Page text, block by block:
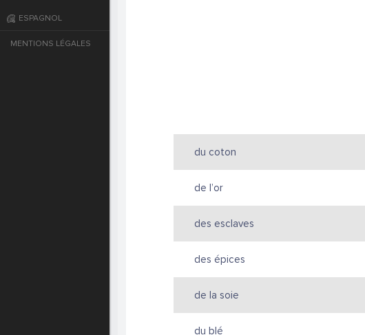
du coton
de l’or
des esclaves
des épices
de la soie
du blé
ESPAGNOL
MENTIONS LÉGALES